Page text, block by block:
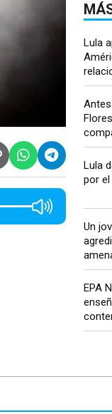
Lula
Lula
por el
Un
EPA